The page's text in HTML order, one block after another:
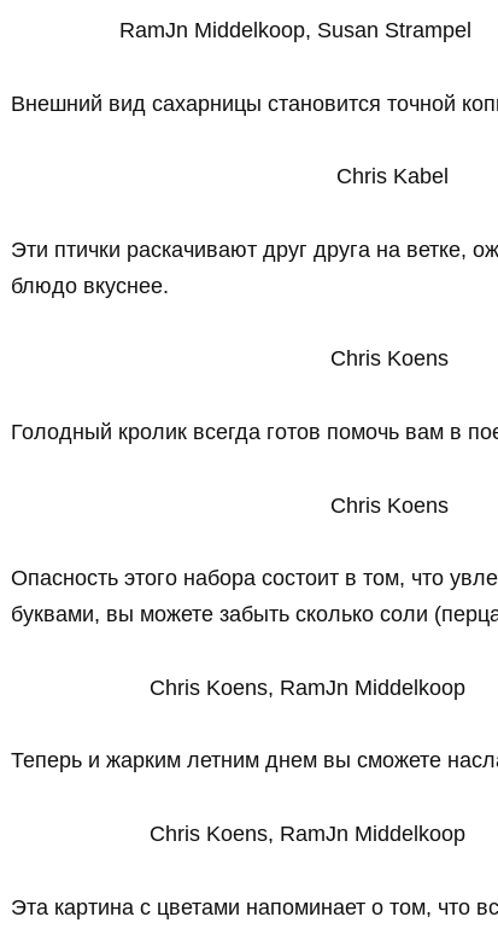
RamЈn Middelkoop, Susan Strampel
Внешний вид сахарницы становится точной
Chris Kabel
Эти птички раскачивают друг друга на ветке,
блюдо вкуснее.
Chris Koens
Голодный кролик всегда готов помочь вам в
Chris Koens
Опасность этого набора состоит в том, что
буквами, вы можете забыть сколько соли
Chris Koens, RamЈn Middelkoop
Теперь и жарким летним днем вы сможете
Chris Koens, RamЈn Middelkoop
Эта картина с цветами напоминает о том, что